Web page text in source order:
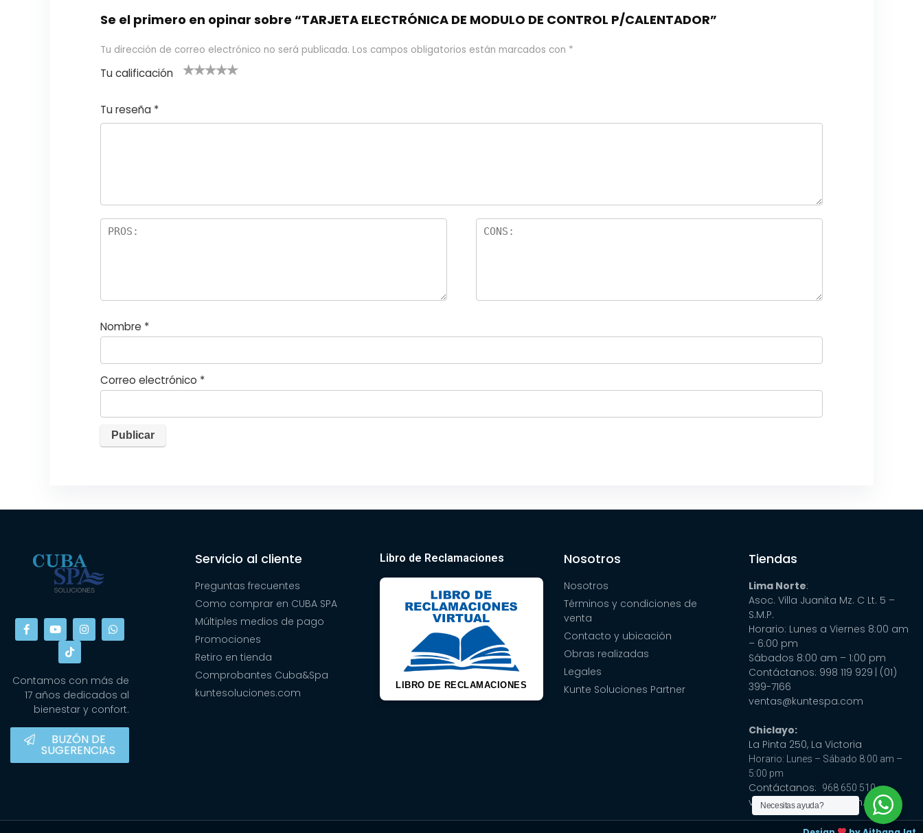
Se el primero en opinar sobre “TARJETA ELECTRÓNICA DE MODULO DE CONTROL P/CALENTADOR”
Tu dirección de correo electrónico no será publicada. Los campos obligatorios están marcados con *
Tu calificación
e
el
5
las
s
Tu reseña *
Nombre *
Correo electrónico *
Contamos con más de
17 años dedicados al
bienestar y confort.
BUZÓN DE
SUGERENCIAS
Servicio al cliente
Preguntas frecuentes
Como comprar en CUBA SPA
Múltiples medios de pago
Promociones
Retiro en tienda
Comprobantes Cuba&Spa
kuntesoluciones.com
Libro de Reclamaciones
LIBRO DE RECLAMACIONES
Nosotros
Nosotros
Términos y condiciones de
venta
Contacto y ubicación
Obras realizadas
Legales
Kunte Soluciones Partner
Tiendas
Lima Norte:
Asoc. Villa Juanita Mz. C Lt. 5 –
S.M.P.
Horario: Lunes a Viernes 8:00 am
– 6:00 pm
Sábados 8:00 am – 1:00 pm
Contáctanos: 998 119 929 | (01)
399-7166
ventas@kuntespa.com
Chiclayo:
La Pinta 250, La Victoria
Horario: Lunes – Sábado 8:00 am –
5:00 pm
Contáctanos: 968 650 510
ventas@cubaspa.com.pe
Necesitas ayuda?